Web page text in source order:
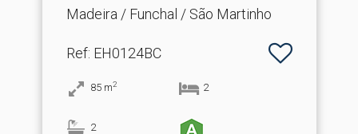
Madeira / Funchal / São Martinho
Ref: EH0124BC
85 m2 2
2